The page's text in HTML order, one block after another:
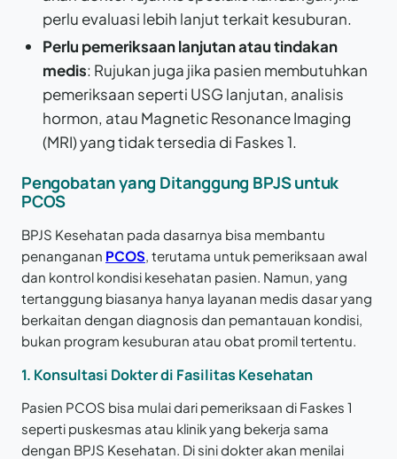
perlu evaluasi lebih lanjut terkait kesuburan.
Perlu pemeriksaan lanjutan atau tindakan
medis: Rujukan juga jika pasien membutuhkan
pemeriksaan seperti USG lanjutan, analisis
hormon, atau Magnetic Resonance Imaging
(MRI) yang tidak tersedia di Faskes 1.
Pengobatan yang Ditanggung BPJS untuk
PCOS
BPJS Kesehatan pada dasarnya bisa membantu
penanganan PCOS, terutama untuk pemeriksaan awal
dan kontrol kondisi kesehatan pasien. Namun, yang
tertanggung biasanya hanya layanan medis dasar yang
berkaitan dengan diagnosis dan pemantauan kondisi,
bukan program kesuburan atau obat promil tertentu.
1. Konsultasi Dokter di Fasilitas Kesehatan
Pasien PCOS bisa mulai dari pemeriksaan di Faskes 1
seperti puskesmas atau klinik yang bekerja sama
dengan BPJS Kesehatan. Di sini dokter akan menilai